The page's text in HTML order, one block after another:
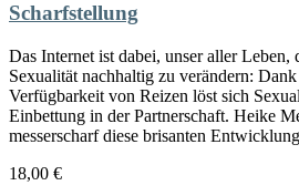
Scharfstellung
Das Internet ist dabei, unser aller Leben,
Sexualität nachhaltig zu verändern:
Verfügbarkeit von Reizen löst sich
Einbettung in der Partnerschaft. Heike
messerscharf diese brisanten
18,00 €